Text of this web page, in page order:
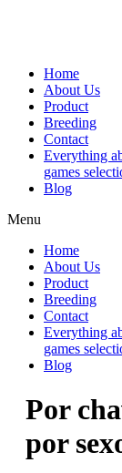
Home
About Us
Product
Breeding
Contact
Everything
games
Blog
Menu
Home
About Us
Product
Breeding
Contact
Everything
games
Blog
Por
por